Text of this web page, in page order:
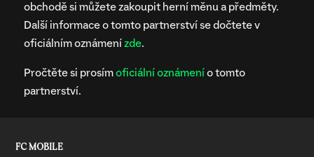
obchodě si můžete zakoupit herní měnu a předměty.
Další informace o tomto partnerství se dočtete v
oficiálním oznámení zde.
Pročtěte si prosímoficiální oznámení o tomto
partnerství.